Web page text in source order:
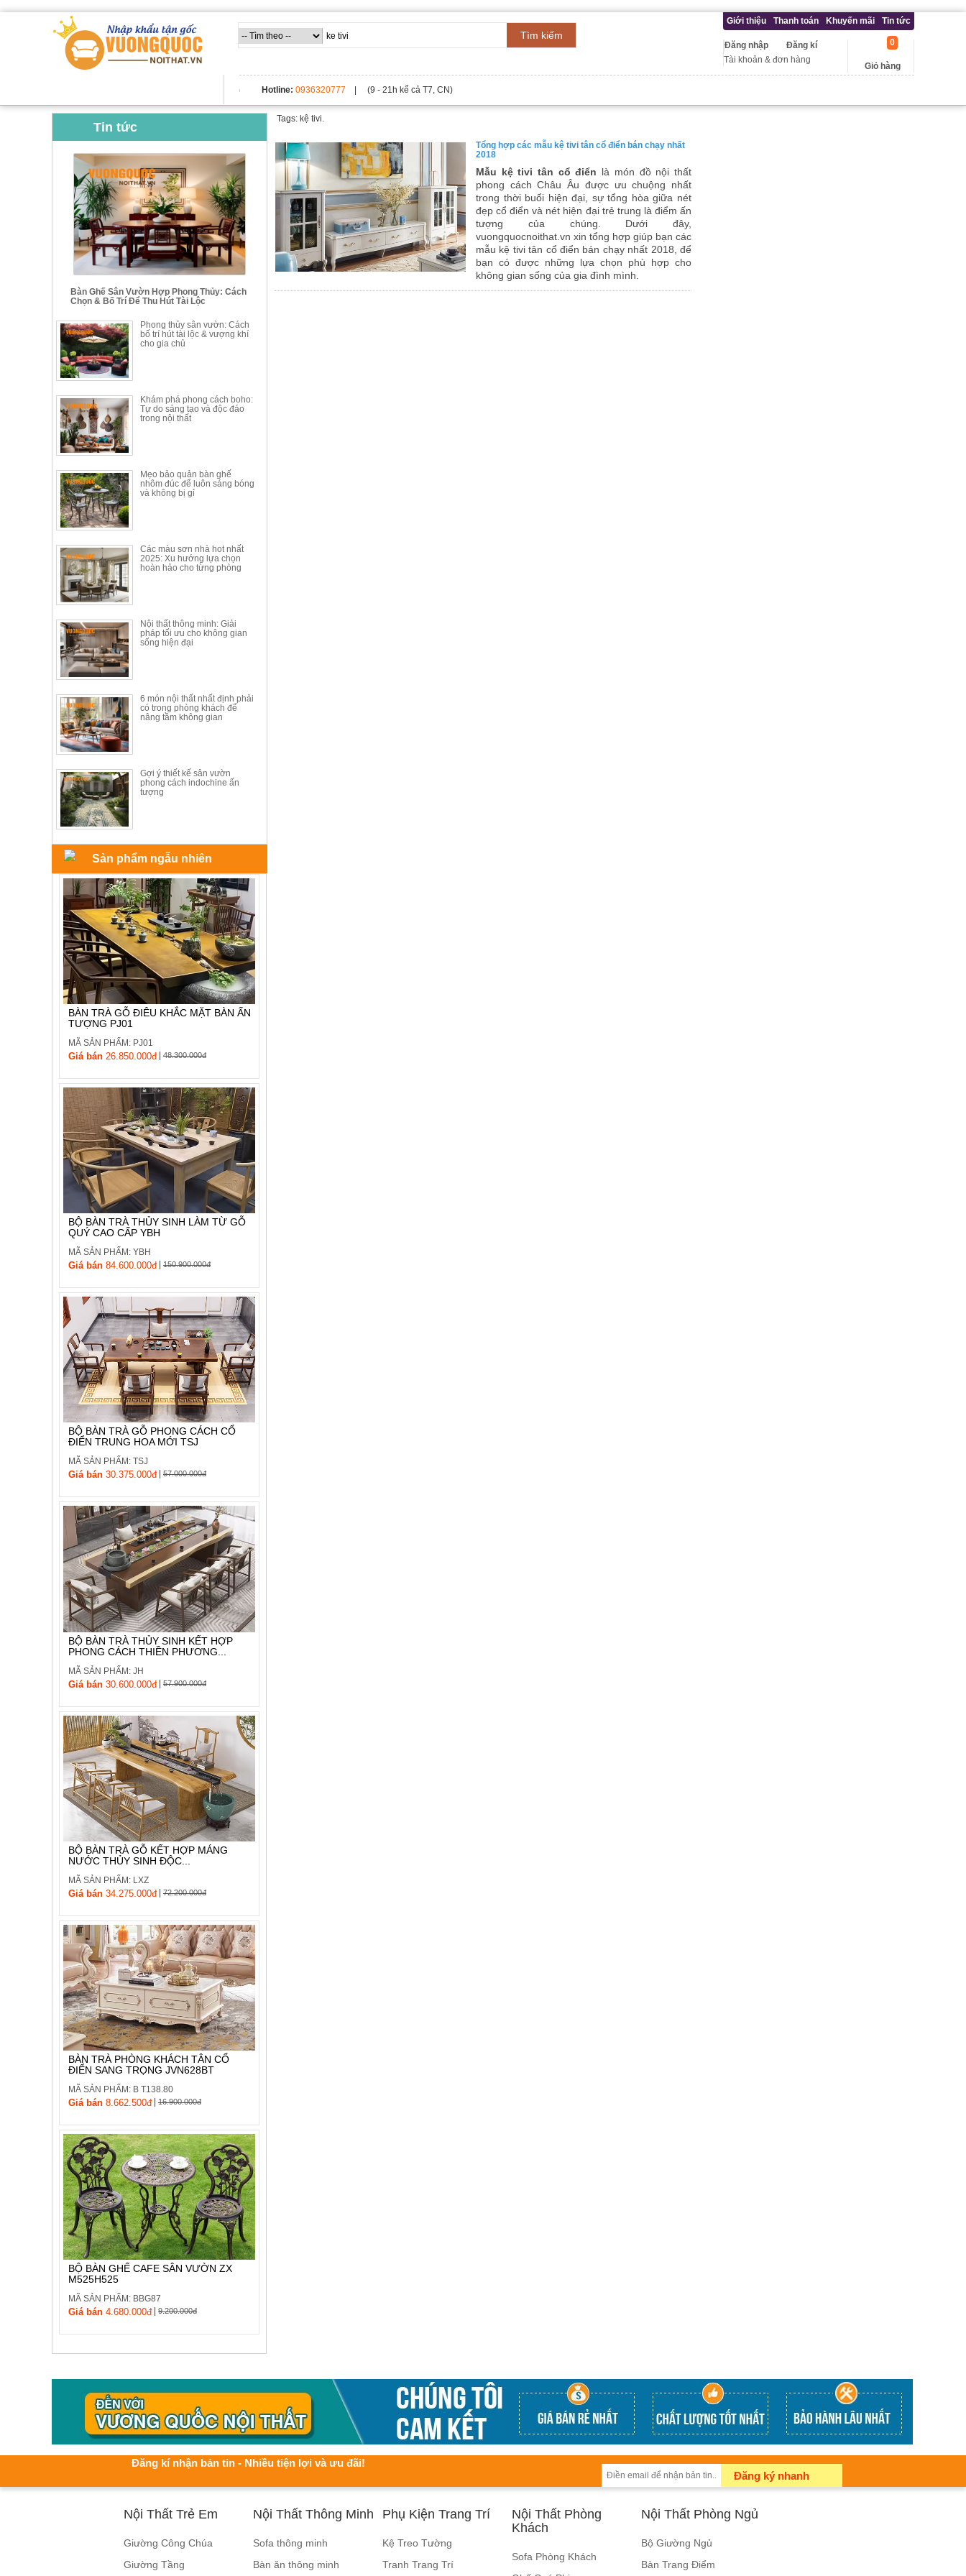
Tìm kiếm
Giới thiệu Thanh toán Khuyến mãi Tin tức
Đăng kí
Đăng nhập
Tài khoản & đơn hàng
Giỏ hàng
0
Hotline: 0936320777 | (9 - 21h kể cả T7, CN)
Tin tức
Bàn Ghế Sân Vườn Hợp Phong Thủy: Cách
Chọn & Bố Trí Để Thu Hút Tài Lộc
Phong thủy sân vườn: Cách
bố trí hút tài lộc & vượng khí
cho gia chủ
Khám phá phong cách boho:
Tự do sáng tạo và độc đáo
trong nội thất
Mẹo bảo quản bàn ghế
nhôm đúc để luôn sáng bóng
và không bị gỉ
Các màu sơn nhà hot nhất
2025: Xu hướng lựa chọn
hoàn hảo cho từng phòng
Nội thất thông minh: Giải
pháp tối ưu cho không gian
sống hiện đại
6 món nội thất nhất định phải
có trong phòng khách để
nâng tầm không gian
Gợi ý thiết kế sân vườn
phong cách indochine ấn
tượng
Sản phẩm ngẫu nhiên
BÀN TRÀ GỖ ĐIÊU KHẮC MẶT BÀN ẤN
TƯỢNG PJ01
MÃ SẢN PHẨM: PJ01
Giá bán 26.850.000đ| 48.300.000đ
BỘ BÀN TRÀ THỦY SINH LÀM TỪ GỖ
QUÝ CAO CẤP YBH
MÃ SẢN PHẨM: YBH
Giá bán 84.600.000đ| 150.900.000đ
BỘ BÀN TRÀ GỖ PHONG CÁCH CỔ
ĐIỂN TRUNG HOA MỚI TSJ
MÃ SẢN PHẨM: TSJ
Giá bán 30.375.000đ| 57.000.000đ
BỘ BÀN TRÀ THỦY SINH KẾT HỢP
PHONG CÁCH THIỀN PHƯƠNG...
MÃ SẢN PHẨM: JH
Giá bán 30.600.000đ| 57.900.000đ
BỘ BÀN TRÀ GỖ KẾT HỢP MÁNG
NƯỚC THỦY SINH ĐỘC...
MÃ SẢN PHẨM: LXZ
Giá bán 34.275.000đ| 72.200.000đ
BÀN TRÀ PHÒNG KHÁCH TÂN CỔ
ĐIỂN SANG TRỌNG JVN628BT
MÃ SẢN PHẨM: B T138.80
Giá bán 8.662.500đ| 16.900.000đ
BỘ BÀN GHẾ CAFE SÂN VƯỜN ZX
M525H525
MÃ SẢN PHẨM: BBG87
Giá bán 4.680.000đ| 9.200.000đ
Tags: kệ tivi.
Tổng hợp các mẫu kệ tivi tân cổ điển bán chạy nhất
2018
Mẫu kệ tivi tân cổ điển là món đồ nội thất
phong cách Châu Âu được ưu chuộng nhất
trong thời buổi hiện đại, sự tổng hòa giữa nét
đẹp cổ điển và nét hiện đại trẻ trung là điểm ấn
tượng của chúng. Dưới đây,
vuongquocnoithat.vn xin tổng hợp giúp bạn các
mẫu kệ tivi tân cổ điển bán chạy nhất 2018, để
bạn có được những lựa chọn phù hợp cho
không gian sống của gia đình mình.
Đăng kí nhận bản tin - Nhiều tiện lợi và ưu đãi!
Đăng ký nhanh
Nội Thất Trẻ Em
Giường Công Chúa
Giường Tầng
Nội Thất Thông Minh
Sofa thông minh
Bàn ăn thông minh
Phụ Kiện Trang Trí
Kệ Treo Tường
Tranh Trang Trí
Nội Thất Phòng
Khách
Sofa Phòng Khách
Nội Thất Phòng Ngủ
Bộ Giường Ngủ
Bàn Trang Điểm